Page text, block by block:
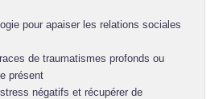
pour apaiser les relations sociales
de traumatismes profonds ou
présent
négatifs et récupérer de